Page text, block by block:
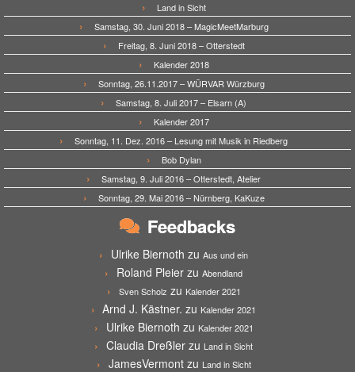
Land in Sicht
Samstag, 30. Juni 2018 – MagicMeetMarburg
Freitag, 8. Juni 2018 – Otterstedt
Kalender 2018
Sonntag, 26.11.2017 – WÜRVAR Würzburg
Samstag, 8. Juli 2017 – Elsarn (A)
Kalender 2017
Sonntag, 11. Dez. 2016 – Lesung mit Musik in Riedberg
Bob Dylan
Samstag, 9. Juli 2016 – Otterstedt, Atelier
Sonntag, 29. Mai 2016 – Nürnberg, KaKuze
Feedbacks
Ulrike Biernoth zu Aus und ein
Roland Pleier zu Abendland
Sven Scholz zu Kalender 2021
Arnd J. Kästner. zu Kalender 2021
Ulrike Biernoth zu Kalender 2021
Claudia Dreßler zu Land in Sicht
JamesVermontzu Land in Sicht